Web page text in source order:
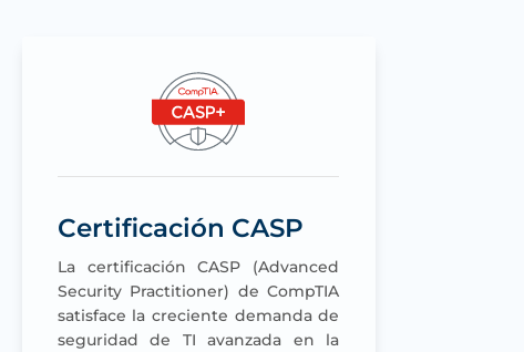
Certificación CASP
La certificación CASP (Advanced
Security Practitioner) de CompTIA
satisface la creciente demanda de
seguridad de TI avanzada en la